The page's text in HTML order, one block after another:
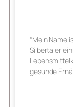
“Mein Name
Silbertaler
gesunde